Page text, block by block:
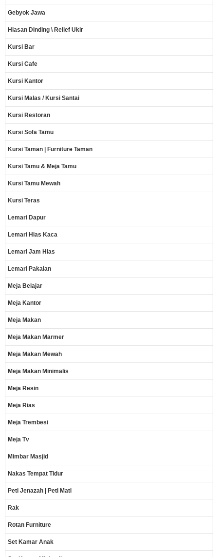
Gebyok Jawa
Hiasan Dinding \ Relief Ukir
Kursi Bar
Kursi Cafe
Kursi Kantor
Kursi Malas / Kursi Santai
Kursi Restoran
Kursi Sofa Tamu
Kursi Taman | Furniture Taman
Kursi Tamu & Meja Tamu
Kursi Tamu Mewah
Kursi Teras
Lemari Dapur
Lemari Hias Kaca
Lemari Jam Hias
Lemari Pakaian
Meja Belajar
Meja Kantor
Meja Makan
Meja Makan Marmer
Meja Makan Mewah
Meja Makan Minimalis
Meja Resin
Meja Rias
Meja Trembesi
Meja Tv
Mimbar Masjid
Nakas Tempat Tidur
Peti Jenazah | Peti Mati
Rak
Rotan Furniture
Set Kamar Anak